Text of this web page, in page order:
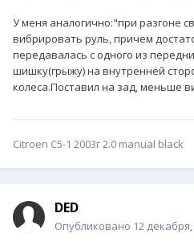
У меня аналогично:"при разгоне
вибрировать руль, причем
передавалась с одного из
шишку(грыжу) на внутренней
колеса.Поставил на зад, меньше
Citroen C5-1 2003г 2.0 manual black
DED
Опубликовано 12